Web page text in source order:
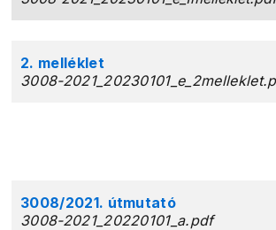
2. melléklet
3008-
3008/2021. útmutató
3008-2021_20220101_a.pdf